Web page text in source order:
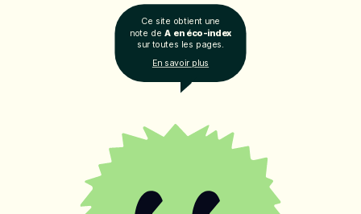
Ce site obtient une
note de A en éco-index
sur toutes les pages.
En savoir plus